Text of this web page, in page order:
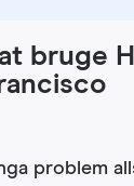
bruge
problem